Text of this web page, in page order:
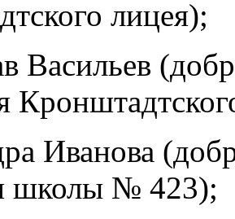
лицея);
Васильев
Иванова
школы № 423);